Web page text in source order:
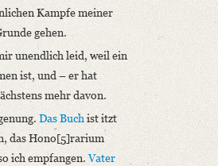
Kampfe meiner
gehen.
unendlich leid, weil ein
ist, und – er hat
mehr davon.
Das Buch ist itzt
das Hono[5]rarium
ich empfangen.Vater